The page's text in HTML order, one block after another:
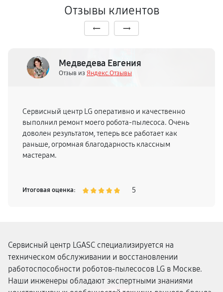
Отзывы клиентов
Медведева Евгения
Отзыв из Яндекс.Отзывы
Сервисный центр LG оперативно и качественно
выполнил ремонт моего робота-пылесоса. Очень
доволен результатом, теперь все работает как
раньше, огромная благодарность классным
мастерам.
Итоговая оценка: 5
Сервисный центр LGASC специализируется на
техническом обслуживании и восстановлении
работоспособности роботов-пылесосов LG в Москве.
Наши инженеры обладают экспертными знаниями